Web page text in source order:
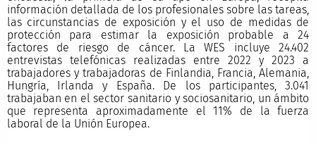
información detallada de los profesionales sobre las tareas,
las circunstancias de exposición y el uso de medidas de
protección para estimar la exposición probable a 24
factores de riesgo de cáncer. La WES incluye 24.402
entrevistas telefónicas realizadas entre 2022 y 2023 a
trabajadores y trabajadoras de Finlandia, Francia, Alemania,
Hungría, Irlanda y España. De los participantes, 3.041
trabajaban en el sector sanitario y sociosanitario, un ámbito
que representa aproximadamente el 11% de la fuerza
laboral de la Unión Europea.